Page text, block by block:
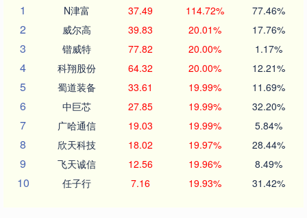
1
N津富 37.49 114.72% 77.46%
2 威尔高 39.83 20.01% 17.76%
3 锴威特 77.82 20.00% 1.17%
4 科翔股份 64.32 20.00% 12.21%
5 蜀道装备 33.61 19.99% 11.69%
6 中巨芯 27.85 19.99% 32.20%
7 广哈通信 19.03 19.99% 5.84%
8 欣天科技 18.02 19.97% 28.44%
9 飞天诚信 12.56 19.96% 8.49%
10 任子行 7.16 19.93% 31.42%